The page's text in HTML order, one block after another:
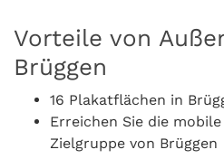
Vorteile von
Brüggen
16 Plakatflächen in
Erreichen Sie die
Zielgruppe von Brüggen